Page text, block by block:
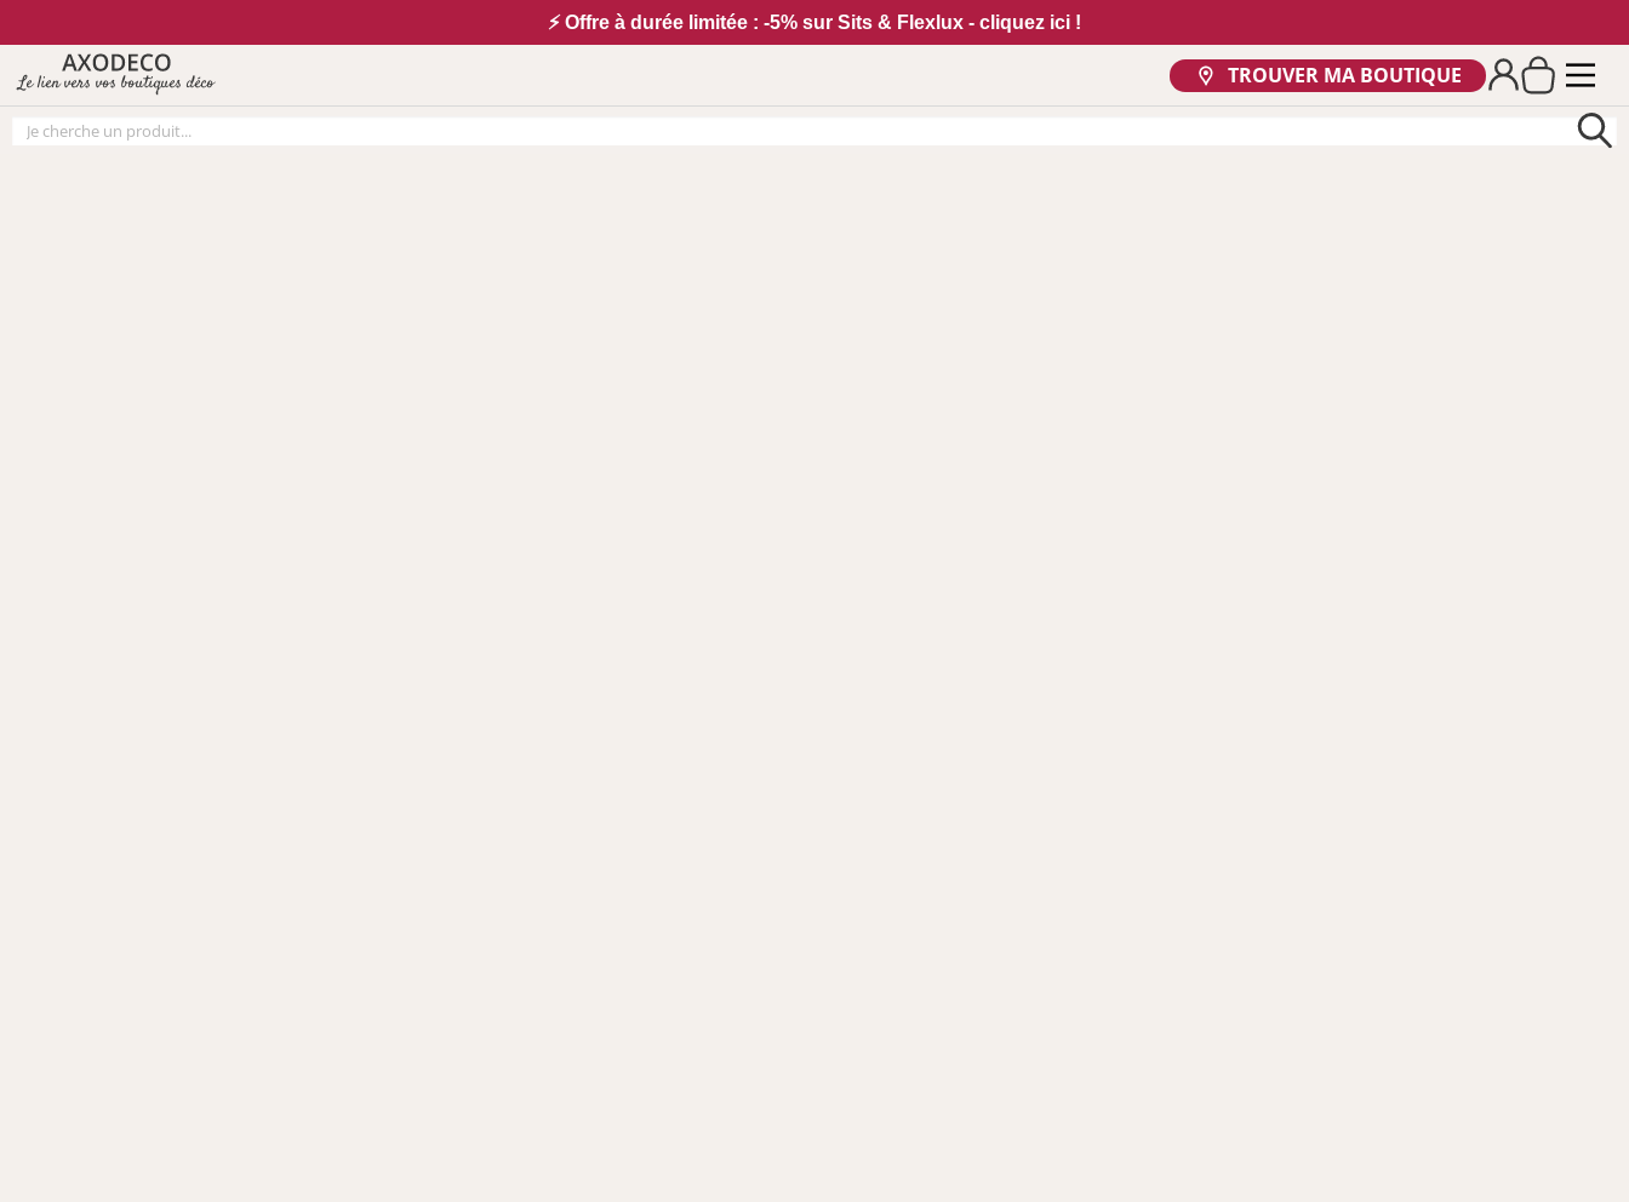
⚡ Offre à durée limitée : -5% sur Sits & Flexlux - cliquez ici !
Le lien vers vos boutiques déco TROUVER MA BOUTIQUE